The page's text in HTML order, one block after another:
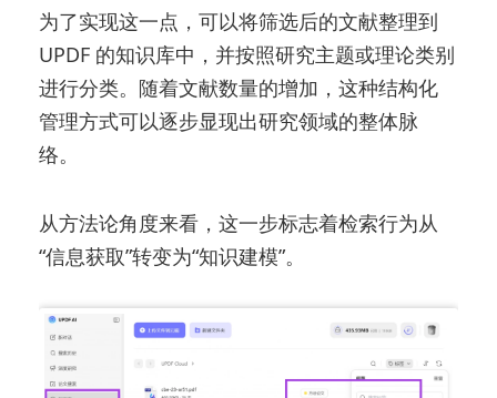
为了实现这一点，可以将筛选后的文献整理到
UPDF 的知识库中，并按照研究主题或理论类别
进行分类。随着文献数量的增加，这种结构化
管理方式可以逐步显现出研究领域的整体脉
络。
从方法论角度来看，这一步标志着检索行为从
“信息获取”转变为“知识建模”。